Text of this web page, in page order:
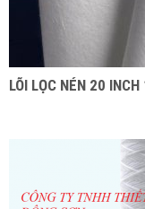
LÕI LỌC NÉN 20